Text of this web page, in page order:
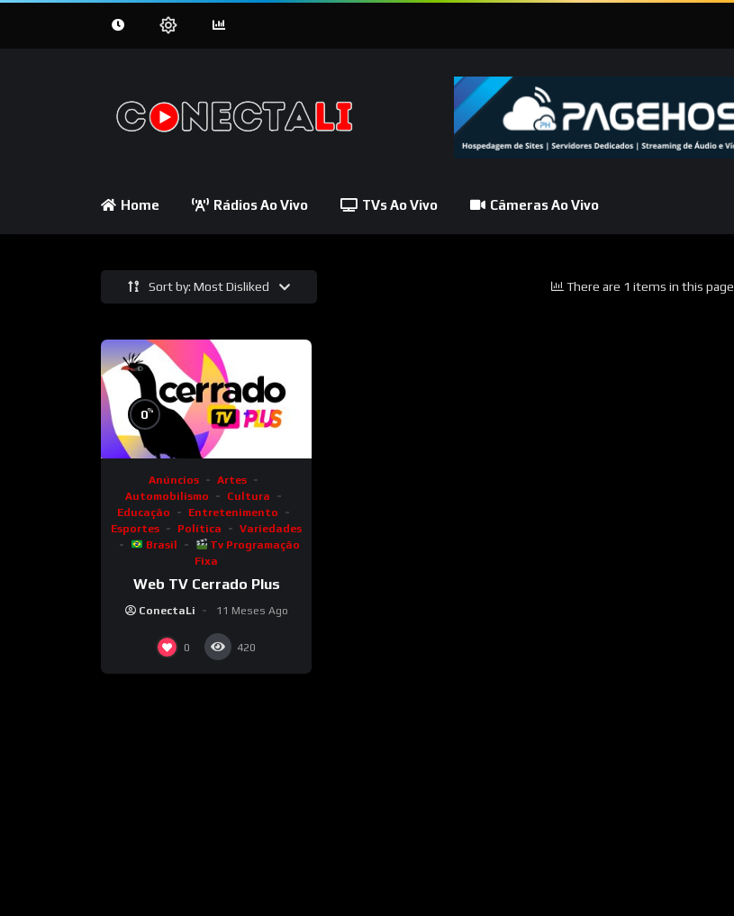
Home Rádios Ao Vivo TVs Ao Vivo Câmeras Ao Vivo
Sort by: Most Disliked There are 1 items in this page
0%
Anúncios
Artes
Automobilismo
Cultura
Educação
Entretenimento
Esportes
Política
Variedades
Brasil
Tv Programação
Fixa
Web TV Cerrado Plus
ConectaLi 11 Meses Ago
0 420